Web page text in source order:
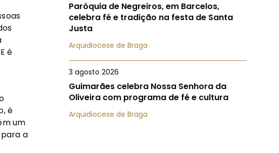
é
é
um
a
Paróquia de Negreiros, em Barcelos,
celebra fé e tradição na festa de Santa
Justa
Arquidiocese de Braga
3 agosto 2026
Guimarães celebra Nossa Senhora da
Oliveira com programa de fé e cultura
Arquidiocese de Braga